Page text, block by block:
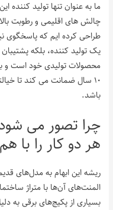
ما به عنوان تنها تولید کننده
چالش های اقلیمی و رطوبت
طراحی کرده ایم که پاسخگوی
یک تولید کننده، بلکه
محصولات تولیدی خود است و
۱۰ سال ضمانت می کند تا
باشد.
چرا تصور می
هر دو کار را با
ریشه این ابهام به مدل‌های
المنت‌های آن‌ها با متراژ
بسیاری از پکیج‌های برقی به